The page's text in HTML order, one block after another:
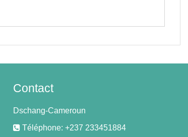
Contact
Dschang-Cameroun
Téléphone: +237 233451884